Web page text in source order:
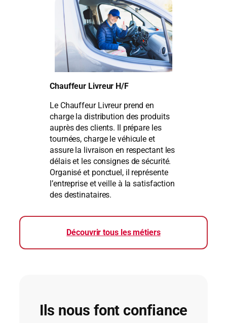
Chauffeur Livreur H/F
Le Chauffeur Livreur prend en
charge la distribution des produits
auprès des clients. Il prépare les
tournées, charge le véhicule et
assure la livraison en respectant les
délais et les consignes de sécurité.
Organisé et ponctuel, il représente
l’entreprise et veille à la satisfaction
des destinataires.
Découvrir tous les métiers
Ils nous font confiance